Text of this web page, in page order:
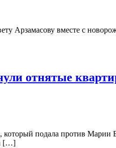
Арзамасову вместе с
отнятые
подала против Марии
[…]